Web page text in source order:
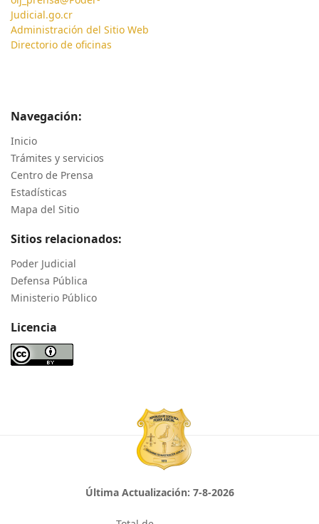
Judicial.go.cr
Administración del Sitio Web
Directorio de oficinas
Navegación:
Inicio
Trámites y servicios
Centro de Prensa
Estadísticas
Mapa del Sitio
Sitios relacionados:
Poder Judicial
Defensa Pública
Ministerio Público
Licencia
Última Actualización: 7-8-2026